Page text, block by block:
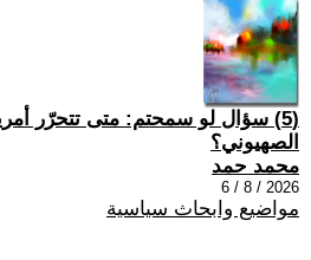
(5) سؤال لو سمحتم: متى تتحرّر
الصهيوني؟
محمد حمد
2026 / 8 / 6
مواضيع وابحاث سياسية